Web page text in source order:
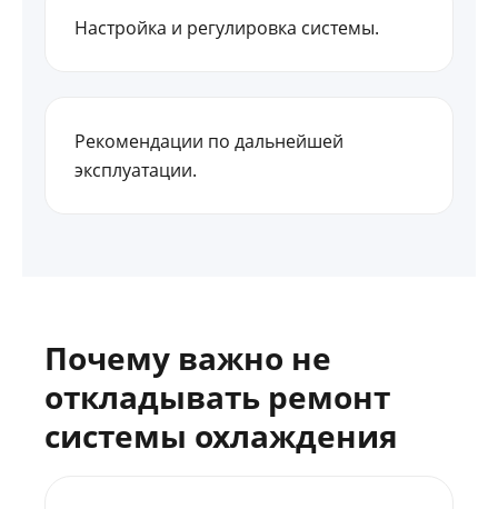
Настройка и регулировка системы.
Рекомендации по дальнейшей
эксплуатации.
Почему важно не
откладывать ремонт
системы охлаждения